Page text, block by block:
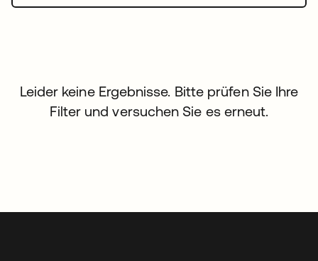
Leider keine Ergebnisse. Bitte prüfen Sie Ihre
Filter und versuchen Sie es erneut.